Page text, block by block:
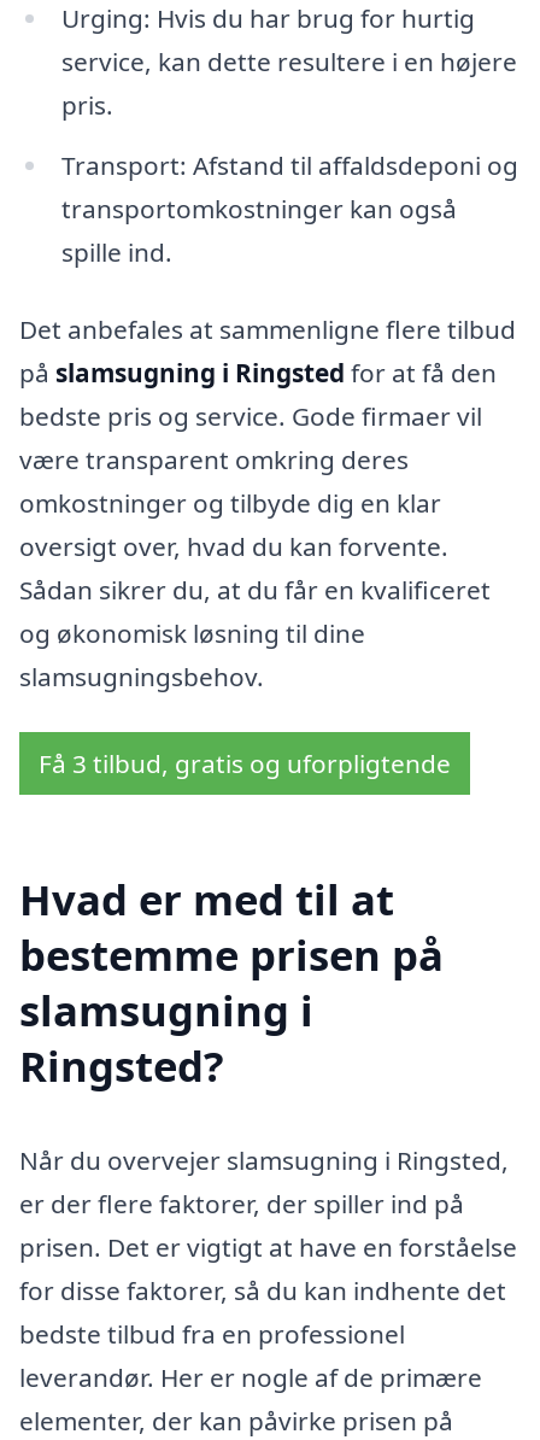
Urging: Hvis du har brug for hurtig
service, kan dette resultere i en højere
pris.
Transport: Afstand til affaldsdeponi og
transportomkostninger kan også
spille ind.
Det anbefales at sammenligne flere tilbud
på slamsugning i Ringsted for at få den
bedste pris og service. Gode firmaer vil
være transparent omkring deres
omkostninger og tilbyde dig en klar
oversigt over, hvad du kan forvente.
Sådan sikrer du, at du får en kvalificeret
og økonomisk løsning til dine
slamsugningsbehov.
Få 3 tilbud, gratis og uforpligtende
Hvad er med til at
bestemme prisen på
slamsugning i
Ringsted?
Når du overvejer slamsugning i Ringsted,
er der flere faktorer, der spiller ind på
prisen. Det er vigtigt at have en forståelse
for disse faktorer, så du kan indhente det
bedste tilbud fra en professionel
leverandør. Her er nogle af de primære
elementer, der kan påvirke prisen på